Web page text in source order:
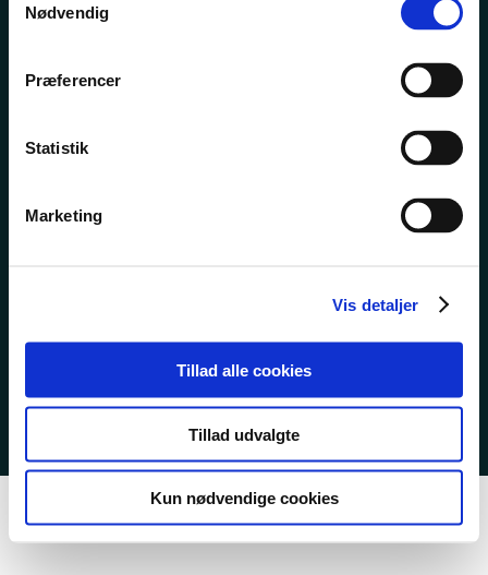
Nødvendig
Præferencer
Statistik
Marketing
Vis detaljer
Tillad alle cookies
Tillad udvalgte
Kun nødvendige cookies
Cookies & privatlivspolitik